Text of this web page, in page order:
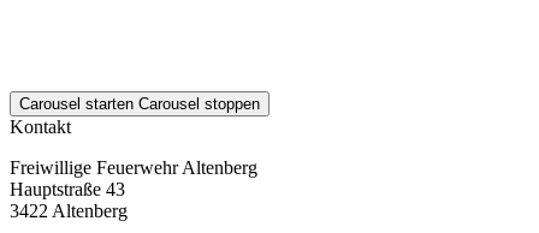
Carousel starten Carousel stoppen
Kontakt
Freiwillige Feuerwehr Altenberg
Hauptstraße 43
3422 Altenberg